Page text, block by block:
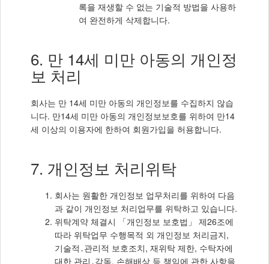
록을 재생할 수 없는 기술적 방법을 사용하
여 완전하게 삭제합니다.
6. 만 14세 미만 아동의 개인정
보 처리
회사는 만 14세 미만 아동의 개인정보를 수집하지 않습
니다. 만14세 미만 아동의 개인정보보호를 위하여 만14
세 이상의 이용자에 한하여 회원가입을 허용합니다.
7. 개인정보 처리위탁
회사는 원활한 개인정보 업무처리를 위하여 다음
과 같이 개인정보 처리업무를 위탁하고 있습니다.
위탁계약 체결시 「개인정보 보호법」 제26조에
따라 위탁업무 수행목적 외 개인정보 처리금지,
기술적․관리적 보호조치, 재위탁 제한, 수탁자에
대한 관리․감독, 손해배상 등 책임에 관한 사항을